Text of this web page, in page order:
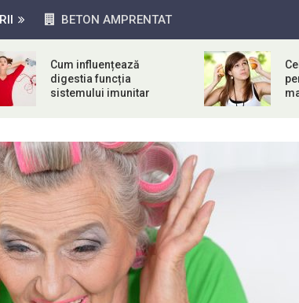
BETON AMPRENTAT
Cum influențează
digestia funcția
sistemului imunitar